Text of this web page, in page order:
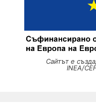
Сайтът е
INEA/